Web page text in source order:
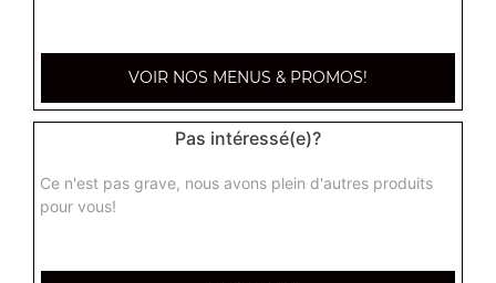
VOIR NOS MENUS & PROMOS!
Pas intéressé(e)?
Ce n'est pas grave, nous avons plein d'autres produits
pour vous!